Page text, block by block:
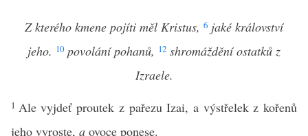
Z kterého kmene pojíti měl Kristus, 6 jaké království
jeho. 10 povolání pohanů, 12 shromáždění ostatků z
Izraele.
1 Ale vyjdeť proutek z pařezu Izai, a výstřelek z kořenů
jeho vyroste, a ovoce ponese.